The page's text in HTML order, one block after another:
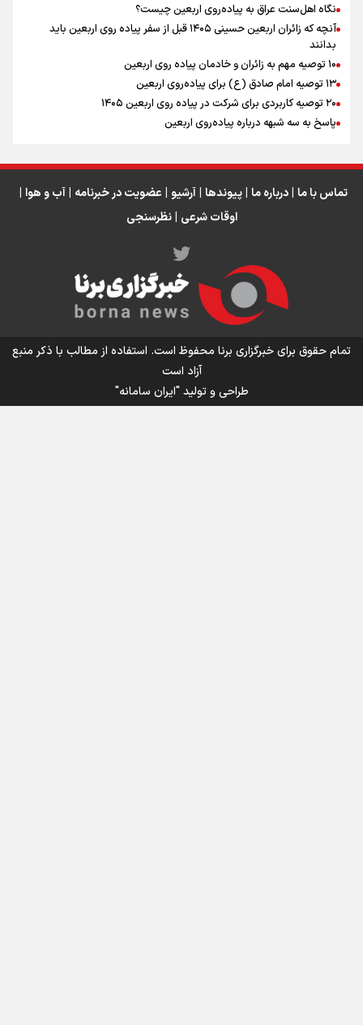
اینفو برنا / جدول کامل فاصله مرز شلمچه تا شهرهای زیارتی
عراق
اینفو برنا/ میزان مالیات بر ارزش افزوده چقدر است؟
نگاه اهل‌سنت عراق به پیاده‌روی اربعین چیست؟
آنچه که زائران اربعین حسینی ۱۴۰۵ قبل از سفر پیاده روی اربعین باید
بدانند
۱۰ توصیه مهم به زائران و خادمان پیاده روی اربعین
۱۳ توصیه امام صادق (ع) برای پیاده‌روی اربعین
۲۰ توصیه کاربردی برای شرکت در پیاده روی اربعین ۱۴۰۵
پاسخ به سه‌ شبهه درباره پیاده‌روی اربعین
تماس با ما | درباره ما | پیوندها | آرشیو | عضویت در خبرنامه | آب و هوا |
اوقات شرعی | نظرسنجی
تمام حقوق برای خبرگزاری برنا محفوظ است. استفاده از مطالب با ذکر منبع
آزاد است
طراحی و تولید"ایران سامانه"